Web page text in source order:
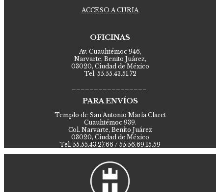
ACCESO A CURIA
OFICINAS
Av. Cuauhtémoc 946,
Narvarte, Benito Juárez,
03020, Ciudad de México
Tel. 55.55.43.51.72
PARA ENVÍOS
Templo de San Antonio María Claret
Cuauhtémoc 939.
Col. Narvarte, Benito Juárez
03020, Ciudad de México
Tel. 55.55.43.27.66 / 55.56.69.15.59